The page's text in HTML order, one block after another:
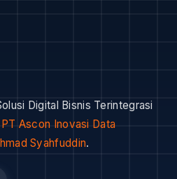
Digital Bisnis Terintegrasi
PT Ascon Inovasi Data
Syahfuddin.